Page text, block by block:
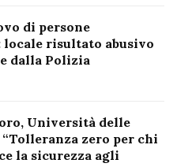
di persone
locale risultato abusivo
dalla Polizia
Università delle
zero per chi
la sicurezza agli